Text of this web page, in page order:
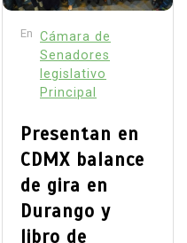
En Cámara de
Senadores
legislativo
Principal
Presentan en
CDMX balance
de gira en
Durango y
libro de